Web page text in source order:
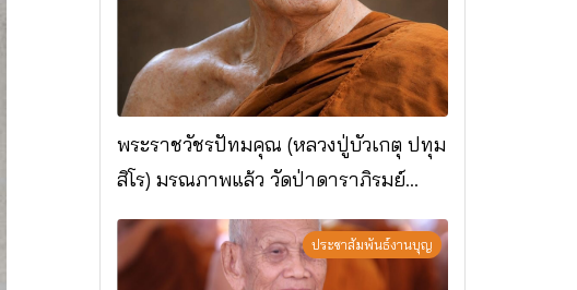
พระราชวัชรปัทมคุณ (หลวงปู่บัวเกตุ ปทุม
สิโร) มรณภาพแล้ว วัดป่าดาราภิรมย์
อ.แม่ริม จ.เชียงใหม่
ประชาสัมพันธ์งานบุญ